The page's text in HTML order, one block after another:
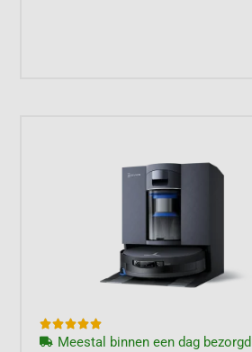

Meestal binnen een dag bezorgd